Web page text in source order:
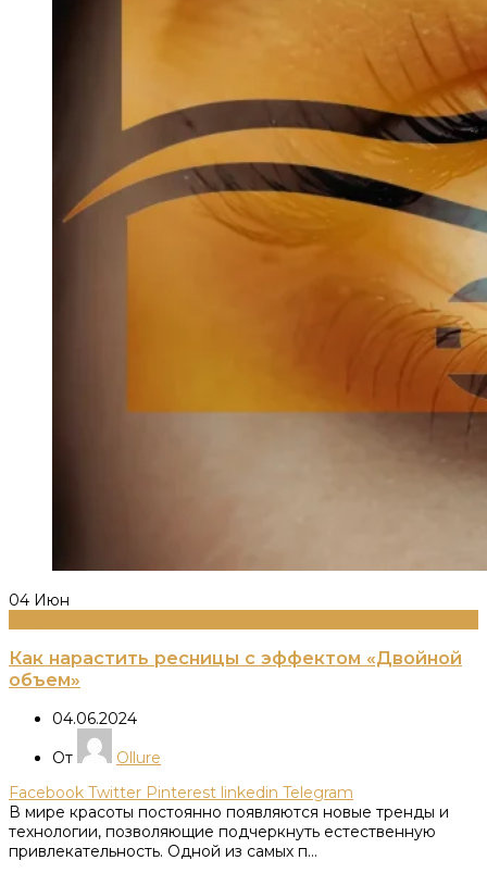
04 Июн
Как нарастить ресницы с эффектом «Двойной
объем»
04.06.2024
От
Ollure
Facebook Twitter Pinterest linkedin Telegram
В мире красоты постоянно появляются новые тренды и
технологии, позволяющие подчеркнуть естественную
привлекательность. Одной из самых п...